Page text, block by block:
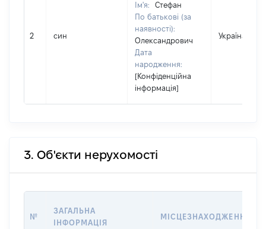
2 син
Ім'я:
Стефан
По батькові (за
наявності):
Олександрович
Дата
народження:
[Конфіденційна
інформація]
Україна
3. Об'єкти нерухомості
№
ЗАГАЛЬНА
ІНФОРМАЦІЯ
МІСЦЕЗНАХОДЖЕННЯ